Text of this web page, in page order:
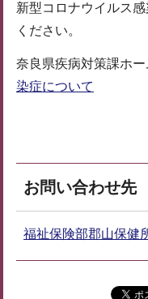
新型コロナウイルス
ください。
奈良県疾病対策課ホー
染症について
お問い合わせ先
福祉保険部郡山保健